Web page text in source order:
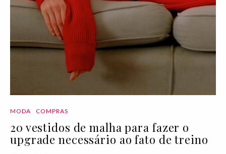
MODA COMPRAS
20 vestidos de malha para fazer o
upgrade necessário ao fato de treino